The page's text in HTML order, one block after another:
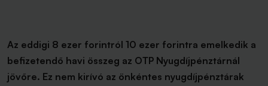
Az eddigi 8 ezer forintról 10 ezer forintra emelkedik a
befizetendő havi összeg az OTP Nyugdíjpénztárnál
jövőre. Ez nem kirívó az önkéntes nyugdíjpénztárak